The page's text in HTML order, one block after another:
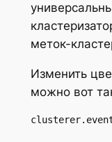
меток-
Изменить
можно вот